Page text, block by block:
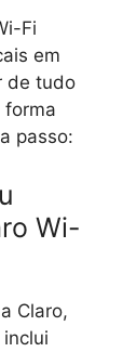
Fi
em
de tudo
forma
passo:
Wi-
Claro,